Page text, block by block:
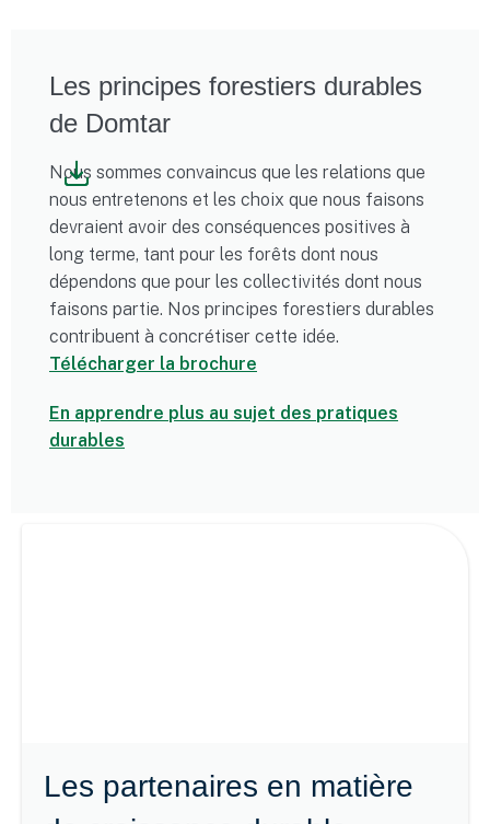
Les principes forestiers durables
de Domtar
Nous sommes convaincus que les relations que
nous entretenons et les choix que nous faisons
devraient avoir des conséquences positives à
long terme, tant pour les forêts dont nous
dépendons que pour les collectivités dont nous
faisons partie. Nos principes forestiers durables
contribuent à concrétiser cette idée.
Télécharger la brochure
En apprendre plus au sujet des pratiques
durables
Les partenaires en matière